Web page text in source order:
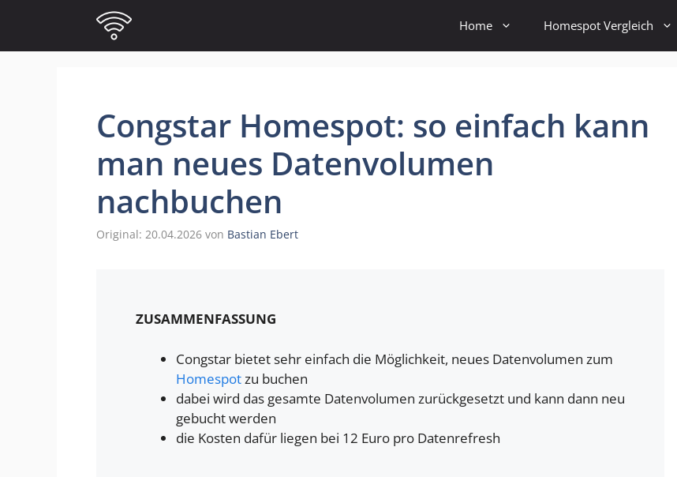
springen
Home Homespot Vergleich
Congstar Homespot: so einfach kann
man neues Datenvolumen
nachbuchen
20.04.2026 von Bastian Ebert
ZUSAMMENFASSUNG
Congstar bietet sehr einfach die Möglichkeit, neues Datenvolumen zum
Homespotzu buchen
dabei wird das gesamte Datenvolumen zurückgesetzt und kann dann neu
gebucht werden
die Kosten dafür liegen bei 12 Euro pro Datenrefresh